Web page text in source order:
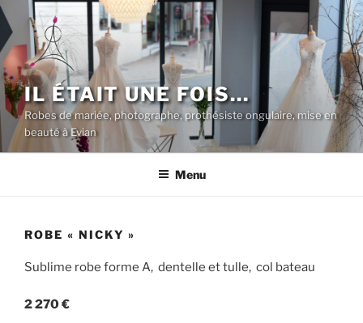
Aller
au
contenu
principal
IL ÉTAIT UNE FOIS…
Robes de mariée, photographe, prothésiste ongulaire, mise en
beauté à Evian
Menu
ROBE « NICKY »
Sublime robe forme A, dentelle et tulle, col bateau
2 270 €